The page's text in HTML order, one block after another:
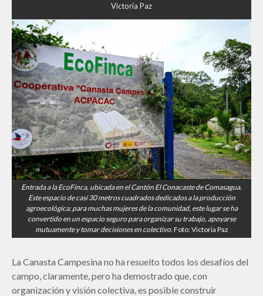
Victoria Paz
Entrada a la EcoFinca, ubicada en el Cantón El Conacaste de Comasagua.
Este espacio de casi 30 metros cuadrados dedicados a la producción
agroecológica; para muchas mujeres de la comunidad, este lugar se ha
convertido en un espacio seguro para organizar su trabajo, apoyarse
mutuamente y tomar decisiones en colectivo. Foto: Victoria Paz
La Canasta Campesina no ha resuelto todos los desafíos del
campo, claramente, pero ha demostrado que, con
organización y visión colectiva, es posible construir